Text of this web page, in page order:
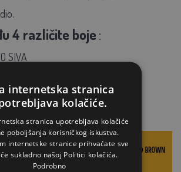
4 različite boje:
SIVA
internetska stranica
kolačiće.
stranica upotrebljava kolačiće
poboljšanja korisničkog iskustva.
internetske stranice prihvaćate sve
sukladno našoj Politici kolačića.
Podrobno